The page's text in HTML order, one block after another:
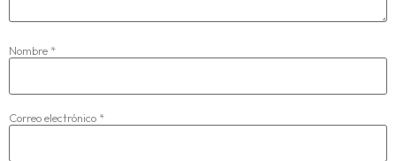
Nombre *
Correo electrónico *